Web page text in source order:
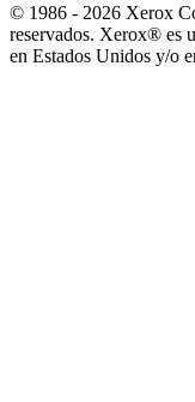
© 1986 - 2026 Xerox
reservados. Xerox® es
en Estados Unidos y/o